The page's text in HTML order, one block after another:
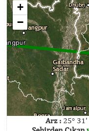
+
−
Arz :25° 31'